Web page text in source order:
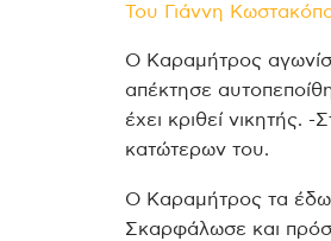
Του Γιάννη
Ο Καραμήτρος
απέκτησε
έχει κριθεί νικητής.
κατώτερων του.
Ο Καραμήτρος τα
Σκαρφάλωσε και